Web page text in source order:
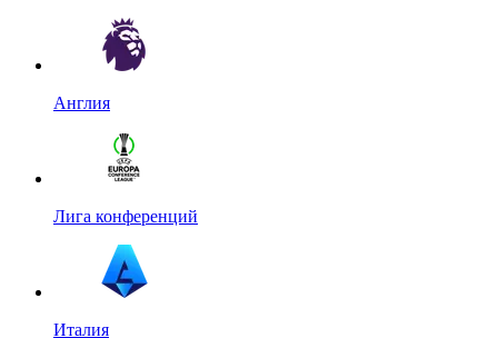
Англия
Лига конференций
Италия